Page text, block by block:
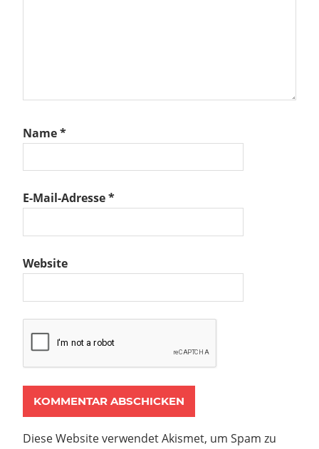
Name*
E-Mail-Adresse*
Website
Diese Website verwendet Akismet, um Spam zu